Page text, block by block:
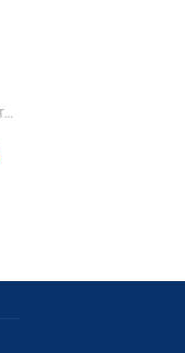
ACCESORIOS PARA RECEPTOR CATALYST DA2